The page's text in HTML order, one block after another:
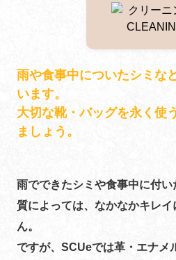
雨や食事中についたシミな
います。
大切な靴・バッグを永く使
ましょう。
雨でできたシミや食事中に付
質によっては、なかなかキレ
ん。
ですが、SCUeでは革・エナメ